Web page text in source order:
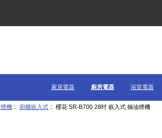
家居電器 廚房電器 浴室電器
機 :: 廚櫃嵌入式 :: 櫻花 SR-B700 28吋 嵌入式 抽油煙機